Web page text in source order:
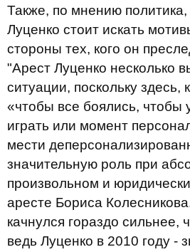
Также, по мнению
Луценко стоит искать
стороны тех, кого он
"Арест Луценко несколько
ситуации, поскольку здесь,
«чтобы все боялись, чтобы
играть или момент
мести
значительную роль при
произвольном и
аресте Бориса
качнулся гораздо сильнее,
ведь Луценко в 2010 году -